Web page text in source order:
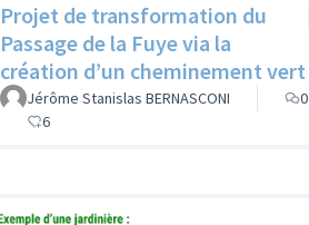
Projet de transformation du
Passage de la Fuye via la
création d’un cheminement vert
Jérôme Stanislas BERNASCONI
0
6